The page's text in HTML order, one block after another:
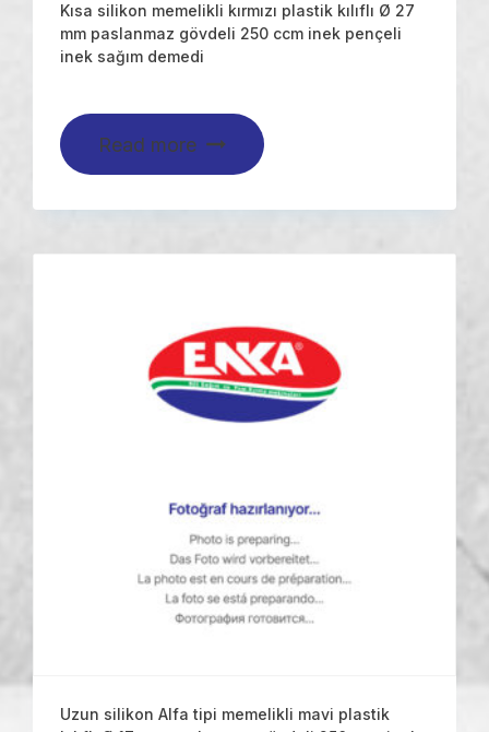
Kısa silikon memelikli kırmızı plastik kılıflı Ø 27
mm paslanmaz gövdeli 250 ccm inek pençeli
inek sağım demedi
Read more
Uzun silikon Alfa tipi memelikli mavi plastik